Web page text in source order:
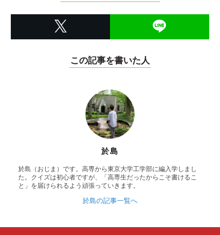
この記事を書いた人
於島
於島（おじま）です。高専から東京大学工学部に編入学しまし
た。クイズは初心者ですが、「高専生だったからこそ書けるこ
と」を届けられるよう頑張っていきます。
於島の記事一覧へ